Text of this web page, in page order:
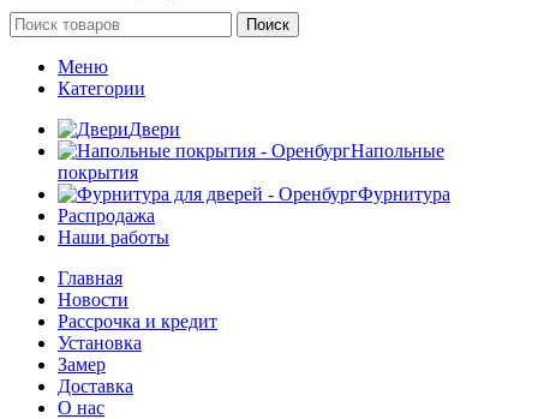
Поиск
Меню
Категории
Двери
Напольные
покрытия
Фурнитура
Распродажа
Наши работы
Главная
Новости
Рассрочка и кредит
Установка
Замер
Доставка
О нас